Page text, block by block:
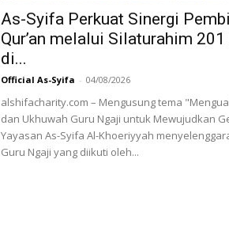
As-Syifa Perkuat Sinergi
Qur’an melalui Silaturahim 201
di...
Official As-Syifa - 04/08/2026
alshifacharity.com – Mengusung tema
dan Ukhuwah Guru Ngaji untuk Mewujudkan
Yayasan As-Syifa Al-Khoeriyyah
Guru Ngaji yang diikuti oleh...